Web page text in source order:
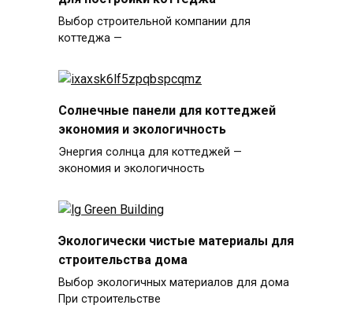
Выбор строительной компании для
коттеджа —
Солнечные панели для коттеджей
экономия и экологичность
Энергия солнца для коттеджей —
экономия и экологичность
Экологически чистые материалы для
строительства дома
Выбор экологичных материалов для дома
При строительстве